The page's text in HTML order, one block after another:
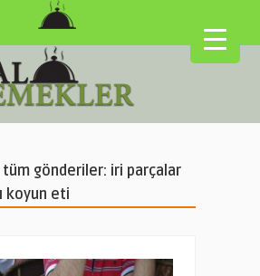
gönderiler: iri parçalar
koyun eti